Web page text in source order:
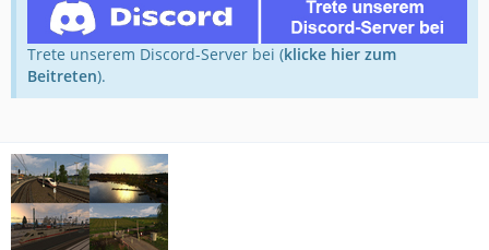
Trete unserem Discord-Server bei (klicke hier zum
Beitreten).